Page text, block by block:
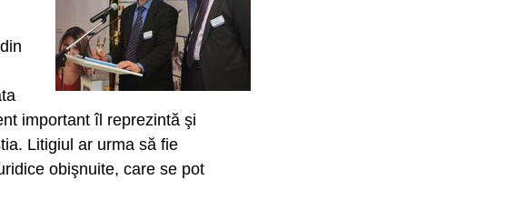
important îl reprezintă şi
Litigiul ar urma să fie
obişnuite, care se pot